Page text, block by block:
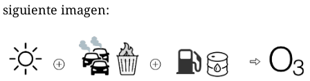
siguiente imagen: